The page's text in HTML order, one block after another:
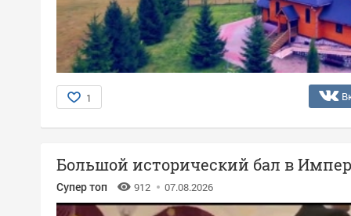
1
Большой исторический бал в
Супер топ 912 07.08.2026